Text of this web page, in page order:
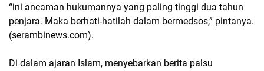
“ini ancaman hukumannya yang paling tinggi dua tahun
penjara. Maka berhati-hatilah dalam bermedsos,” pintanya.
(serambinews.com).
Di dalam ajaran Islam, menyebarkan berita palsu